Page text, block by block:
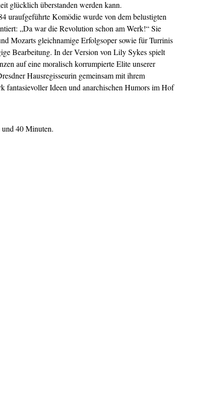
glücklich überstanden werden kann.
uraufgeführte Komödie wurde von dem belustigten
„Da war die Revolution schon am Werk!“ Sie
Mozarts gleichnamige Erfolgsoper sowie für Turrinis
Bearbeitung. In der Version von Lily Sykes spielt
auf eine moralisch korrumpierte Elite unserer
Hausregisseurin gemeinsam mit ihrem
fantasievoller Ideen und anarchischen Humors im Hof
40 Minuten.